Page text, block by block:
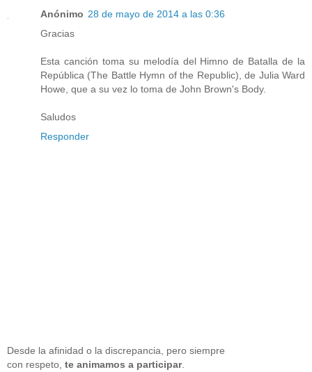
Anónimo 28 de mayo de 2014 a las 0:36
Gracias
Esta canción toma su melodía del Himno de Batalla de la
República (The Battle Hymn of the Republic), de Julia Ward
Howe, que a su vez lo toma de John Brown's Body.
Saludos
Responder
Desde la afinidad o la discrepancia, pero siempre
con respeto, te animamos a participar.